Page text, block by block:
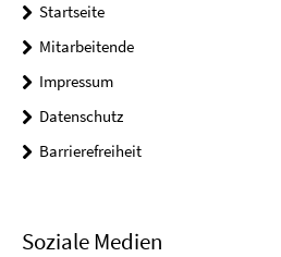
Startseite
Mitarbeitende
Impressum
Datenschutz
Barrierefreiheit
Soziale Medien